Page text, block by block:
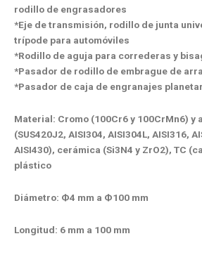
rodillo de engrasadores
*Eje de transmisión, rodillo de junta
trípode para automóviles
*Rodillo de aguja para correderas y
*Pasador de rodillo de embrague de
*Pasador de caja de engranajes
Material: Cromo (100Cr6 y 100CrMn6) y
(SUS420J2, AISI304, AISI304L, AISI316,
AISI430), cerámica (Si3N4 y ZrO2), TC
plástico
Diámetro: Ф4 mm a Ф100 mm
Longitud: 6 mm a 100 mm